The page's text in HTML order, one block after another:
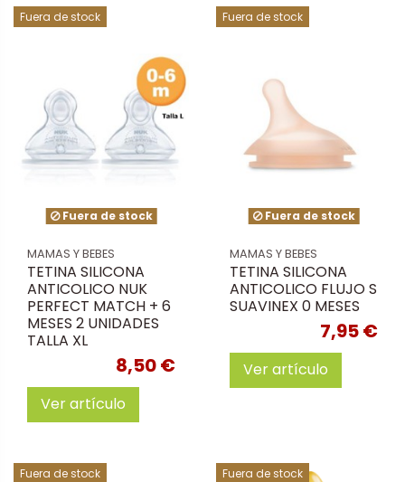
Fuera de stock
Fuera de stock
MAMAS Y BEBES
TETINA SILICONA
ANTICOLICO NUK
PERFECT MATCH + 6
MESES 2 UNIDADES
TALLA XL
8,50 €
Ver artículo
Fuera de stock
Fuera de stock
MAMAS Y BEBES
TETINA SILICONA
ANTICOLICO FLUJO S
SUAVINEX 0 MESES
7,95 €
Ver artículo
Fuera de stock Fuera de stock